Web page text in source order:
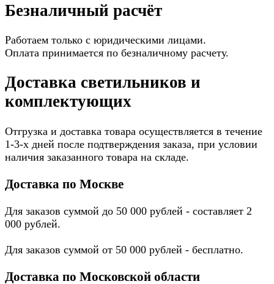
Безналичный расчёт
Работаем только с юридическими лицами.
Оплата принимается по безналичному расчету.
Доставка светильников и
комплектующих
Отгрузка и доставка товара осуществляется в течение
1-3-х дней после подтверждения заказа, при условии
наличия заказанного товара на складе.
Доставка по Москве
Для заказов суммой до 50 000 рублей - составляет 2
000 рублей.
Для заказов суммой от 50 000 рублей - бесплатно.
Доставка по Московской области